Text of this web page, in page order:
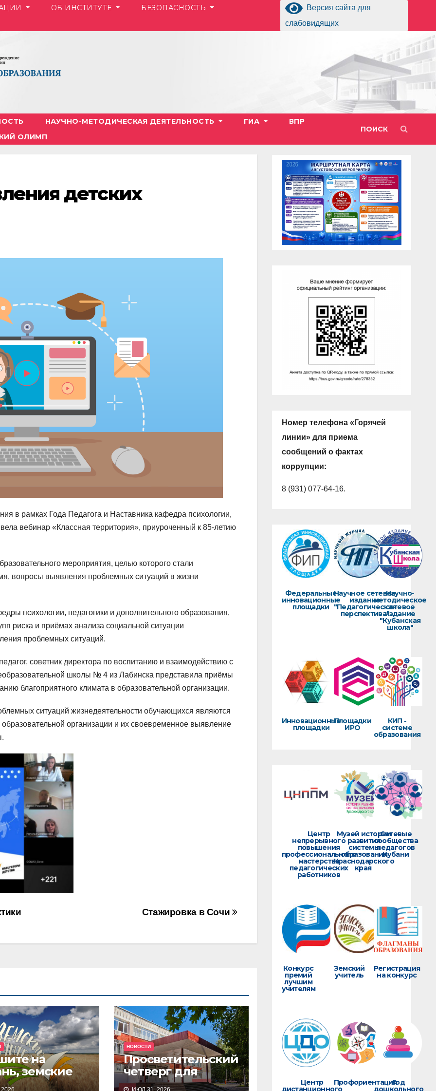
Версия сайта для
слабовидящих
ОБ ИНСТИТУТЕ
БЕЗОПАСНОСТЬ
ПОИСК
НАУЧНО-МЕТОДИЧЕСКАЯ ДЕЯТЕЛЬНОСТЬ ГИА
ВПР
ОЛИМП
детских
в рамках Года Педагога и Наставника кафедра психологии,
вебинар «Классная территория», приуроченный к 85-летию
мероприятия, целью которого стали
вопросы выявления проблемных ситуаций в жизни
психологии, педагогики и дополнительного образования,
риска и приёмах анализа социальной ситуации
проблемных ситуаций.
советник директора по воспитанию и взаимодействию с
школы № 4 из Лабинска представила приёмы
благоприятного климата в образовательной организации.
ситуаций жизнедеятельности обучающихся являются
организации и их своевременное выявление
Стажировка в Сочи
на
земские
НОВОСТИ
Просветительский
четверг для
системы
Номер телефона «Горячей
линии» для приема
сообщений о фактах
коррупции:
8 (931) 077-64-16.
Федеральные
инновационные
площадки
Научное сетевое
издание
"Педагогическая
перспектива"
Научно-
методическое
сетевое
издание
"Кубанская
школа"
Инновационные
площадки
Площадки
ИРО
КИП -
системе
образования
Центр
непрерывного
повышения
профессионального
мастерства
педагогических
работников
Музей истории
развития
системы
образования
Краснодарского
края
Сетевые
сообщества
педагогов
Кубани
Конкурс
премий
лучшим
учителям
Земский
учитель
Регистрация
на конкурс
Центр
дистанционного
ПрофориентацияГод
дошкольного